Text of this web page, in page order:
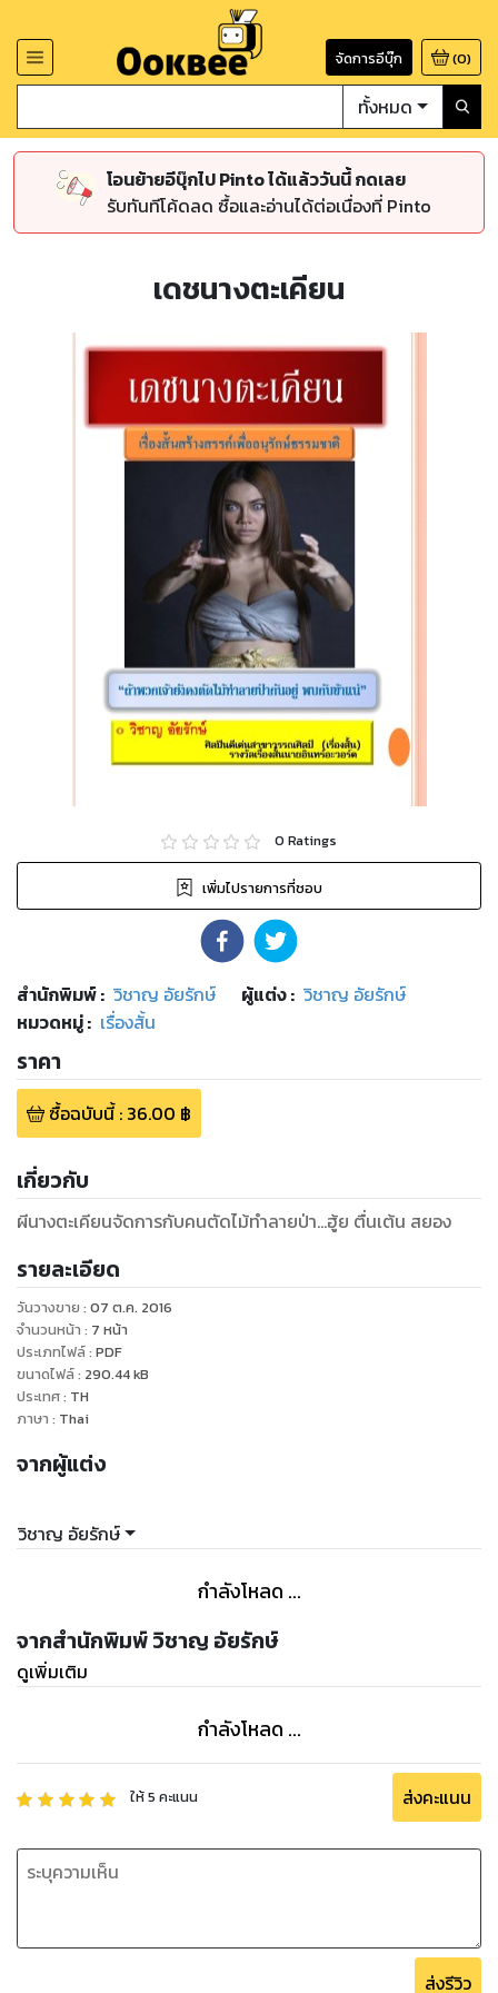
จัดการอีบุ๊ก (0)
ทั้งหมด
โอนย้ายอีบุ๊กไป Pinto ได้แล้ววันนี้ กดเลย
รับทันทีโค้ดลด ซื้อและอ่านได้ต่อเนื่องที่ Pinto
เดชนางตะเคียน
0 Ratings
เพิ่มไปรายการที่ชอบ
สำนักพิมพ์: วิชาญ อัยรักษ์ ผู้แต่ง : วิชาญ อัยรักษ์
หมวดหมู่: เรื่องสั้น
ราคา
ซื้อฉบับนี้: 36.00 ฿
เกี่ยวกับ
ผีนางตะเคียนจัดการกับคนตัดไม้ทำลายป่า...ฮู้ย ตื่นเต้น สยอง
รายละเอียด
วันวางขาย : 07 ต.ค. 2016
จำนวนหน้า : 7 หน้า
ประเภทไฟล์: PDF
ขนาดไฟล์: 290.44kB
ประเทศ: TH
ภาษา : Thai
จากผู้แต่ง
วิชาญ อัยรักษ์
กำลังโหลด ...
จากสำนักพิมพ์ วิชาญ อัยรักษ์
ดูเพิ่มเติม
กำลังโหลด ...
ให้5 คะแนน ส่งคะแนน
ส่งรีวิว